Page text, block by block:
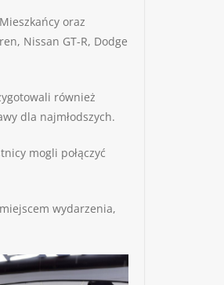
oraz
Nissan GT-R, Dodge
również
dla najmłodszych.
mogli połączyć
wydarzenia,